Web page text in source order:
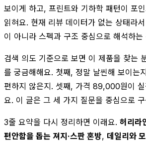
보이게 하고, 프린트와 기하학 패턴이 포
읽혀요. 현재 리뷰 데이터가 없는 상태라
이 아니라 스펙과 구조 중심으로 해석하는
검색 의도 기준으로 보면 이 제품을 찾는
를 궁금해해요. 첫째, 정말 날씬해 보이는
편하지 않은지. 셋째, 가격 89,000원이 실
요. 이 글은 그 세 가지 질문을 중심으로
3줄 요약을 다시 정리하면 이래요. 허리라
편안함을 돕는 져지·스판 혼방, 데일리와